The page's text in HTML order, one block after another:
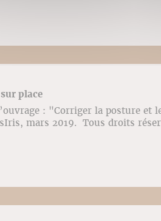
place
: "Corriger la posture et
mars 2019. Tous droits